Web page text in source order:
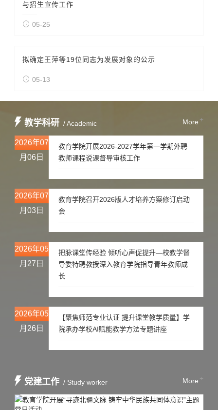
与招生宣传工作
05-25
拟确定王萍等19位同志为发展对象的公示
05-13
More +
教学科研 / Academic
2026年07
月06日
教育学院开展2026-2027学年第一学期外聘
教师课程说课督导审核工作
2026年07
月03日
教育学院召开2026版人才培养方案修订启动
会
2026年05
月27日
把脉课堂传经验 倾听心声促提升—校教学督
导委特聘教授深入教育学院指导青年教师成
长
2026年05
月26日
【聚焦师范专业认证 提升课堂教学质量】学
院承办学校AI赋能教学方法专题讲座
More +
党建工作 / Study worker